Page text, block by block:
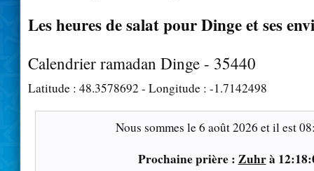
Les heures de salat pour Dinge et ses
Calendrier ramadan Dinge - 35440
Latitude : 48.3578692 - Longitude : -1.7142498
Nous sommes le6 août 2026 et il est
Prochaine prière : Zuhrà